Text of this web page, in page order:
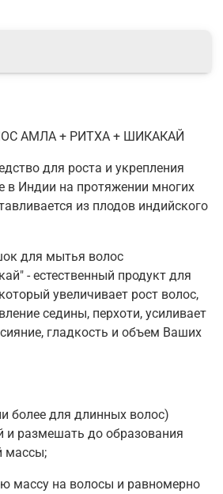
АМЛА + РИТХА + ШИКАКАЙ
для роста и укрепления
в Индии на протяжении многих
из плодов индийского
для мытья волос
- естественный продукт для
увеличивает рост волос,
седины, перхоти, усиливает
гладкость и объем Ваших
более для длинных волос)
и размешать до образования
массы;
массу на волосы и равномерно